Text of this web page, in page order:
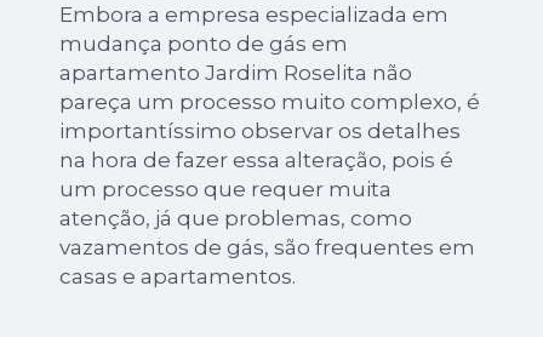
Embora a empresa especializada em
mudança ponto de gás em
apartamento Jardim Roselita não
pareça um processo muito complexo, é
importantíssimo observar os detalhes
na hora de fazer essa alteração, pois é
um processo que requer muita
atenção, já que problemas, como
vazamentos de gás, são frequentes em
casas e apartamentos.